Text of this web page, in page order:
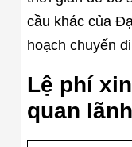
cầu khác của
hoạch chuyến
Lệ phí
quan